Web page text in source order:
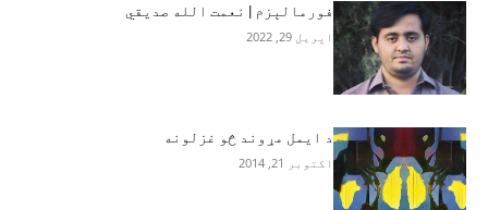
فورمالېزم | نعمت الله صدیقي
اپریل 29, 2022
د ایمل مړوند څو غزلونه
اکتوبر 21, 2014